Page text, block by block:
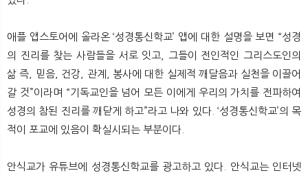
애플 앱스토어에 올라온 ‘성경통신학교’ 앱에 대한 설명을 보면 “성경
의 진리를 찾는 사람들을 서로 잇고, 그들이 전인적인 그리스도인의
삶 즉, 믿음, 건강, 관계, 봉사에 대한 실제적 깨달음과 실천을 이끌어
갈 것”이라며 “기독교인을 넘어 모든 이에게 우리의 가치를 전파하여
성경의 참된 진리를 깨닫게 하고”라고 나와 있다. ‘성경통신학교’의 목
적이 포교에 있음이 확실시되는 부분이다.
안식교가 유튜브에 성경통신학교를 광고하고 있다. 안식교는 인터넷